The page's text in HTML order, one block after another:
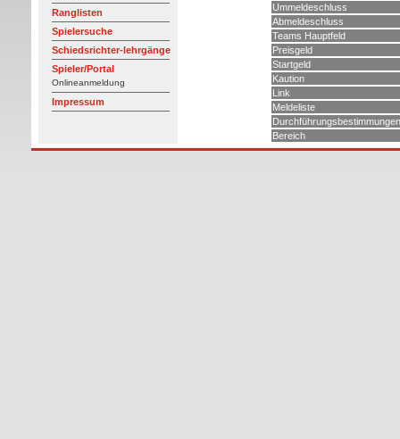
Ranglisten
Spielersuche
Schiedsrichter-lehrgänge
Spieler/Portal
Onlineanmeldung
Impressum
Ummeldeschluss
Abmeldeschluss
Teams Hauptfeld
Preisgeld
Startgeld
Kaution
Link
Meldeliste
Durchführungsbestimmungen
Bereich